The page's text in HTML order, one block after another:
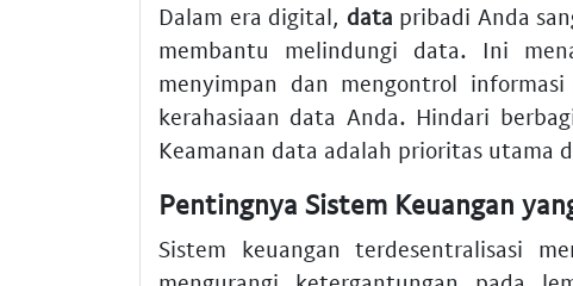
Dalam era digital, data pribadi Anda
membantu melindungi data. Ini
menyimpan dan mengontrol
kerahasiaan data Anda. Hindari
Keamanan data adalah prioritas utama
Pentingnya Sistem Keuangan
Sistem keuangan terdesentralisasi